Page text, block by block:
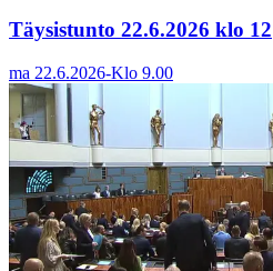
Täysistunto 22.6.2026 klo 12
ma 22.6.2026-Klo 9.00